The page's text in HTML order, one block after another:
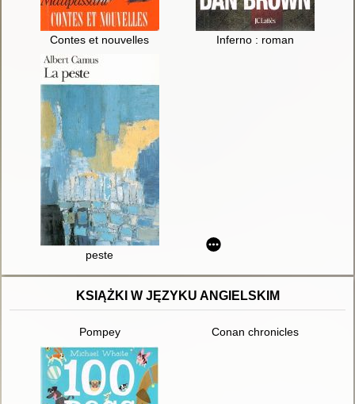
Contes et nouvelles Inferno : roman
peste
KSIĄŻKI W JĘZYKU ANGIELSKIM
Pompey Conan chronicles